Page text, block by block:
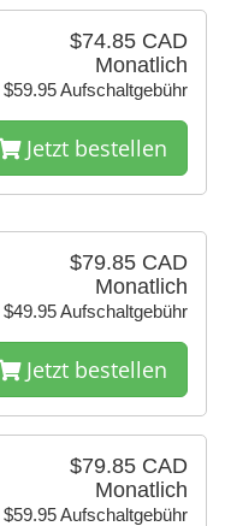
$74.85 CAD
Monatlich
$59.95 Aufschaltgebühr
Jetzt bestellen
$79.85 CAD
Monatlich
$49.95 Aufschaltgebühr
Jetzt bestellen
$79.85 CAD
Monatlich
$59.95 Aufschaltgebühr